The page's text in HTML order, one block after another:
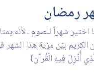
رمضان
اختير شهراً للصوم ـ لأنه
الكريم بيّن مزية هذا الشهر
أُنْزِلَ فِيهِ الْقُرآن)